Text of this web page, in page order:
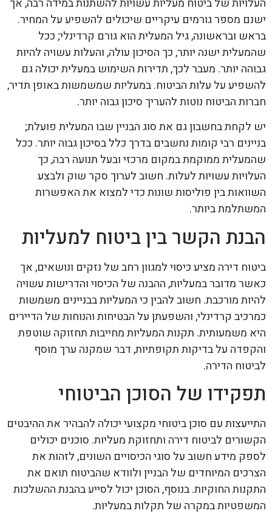
העלויות של ביטוח מעליות עשויות להשתנות במידה רבה, אך
ישנם מספר גורמים עיקריים שיכולים להשפיע על המחיר.
בראש ובראשונה, גיל המעלית הוא גורם קרדינלי; ככל
שהמעלית ישנה יותר, כך הסיכון עולה, והעלות עשויה להיות
גבוהה יותר. מעבר לכך, תדירות השימוש במעלית יכולה גם
להשפיע על עלות הביטוח. במעליות שמשמשות באופן תדיר,
חברות הביטוח נוטות להעריך סיכון גבוה יותר.
יש לקחת בחשבון גם את סוג הבניין שבו המעלית פועלת;
בניינים רבי קומות נחשבים בדרך כלל בסיכון גבוה יותר. ככל
שהמעלית ממוקמת במקום מרכזי ובעל תנועה רבה, כך
העלויות עשויות לעלות. חשוב לערוך סקר שוק ולבצע
השוואות בין פוליסות שונות כדי למצוא את האפשרות
המשתלמת ביותר.
הבנת הקשר בין ביטוח למעליות
ביטוח דירה מציע כיסוי למגוון רחב של נזקים ונושאים, אך
כאשר מדובר במעליות, ההבנה של הכיסוי והדרישות עשויה
להיות מורכבת. חשוב להבין כי המעליות בבניינים משמשות
כמרכיב קרדינלי, והשפעתן על הבטיחות והנוחות של הדיירים
היא משמעותית. תקנות המעליות מחייבות תחזוקה שוטפת
והקפדה על בדיקות תקופתיות, דבר שמקנה ערך מוסף
לביטוח הדירה.
תפקידו של הסוכן הביטוחי
התייעצות עם סוכן ביטוחי מקצועי יכולה להבהיר את ההיבטים
הקשורים לביטוח דירה ותחזוקת מעליות. סוכנים יכולים
לספק מידע חשוב על סוגי הכיסויים השונים, לזהות את
הצרכים המיוחדים של הבניין ולוודא שהביטוח תואם את
התקנות החוקיות. בנוסף, הסוכן יכול לסייע בהבנת ההשלכות
המשפטיות במקרה של תקלות במעליות.